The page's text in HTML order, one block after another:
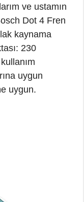
ve ustamın
Dot 4 Fren
kaynama
230
uygun
uygun.